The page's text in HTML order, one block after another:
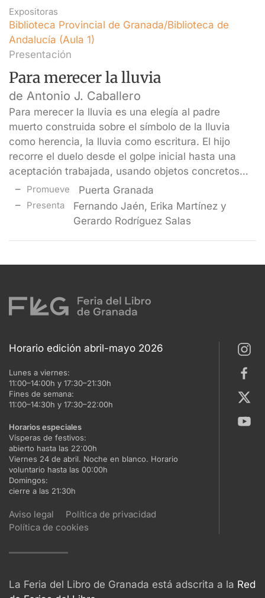
Expositoras
Biblioteca Provincial de Granada/Biblioteca de
Andalucía (Aula 1)
Presentación
Para merecer la lluvia
de Antonio J. Caballero
Para merecer la lluvia es una elegía al padre
muerto construida sobre el símbolo de la lluvia
como herencia, la lluvia como escritura. El hijo
recorre el duelo desde el golpe inicial hasta una
aceptación trabajada, usando objetos concretos…
Promueve Puerta Granada
Presenta
Fernando Jaén, Erika Martínez y
Gerardo Rodríguez Salas
Horario edición abril-mayo 2026
Lunes a viernes:
11:00–14:00h y 17:30–21:30h
Fines de semana:
11:00–14:30h y 17:30–22:00h
Horarios especiales
Vísperas de festivos:
abierto hasta las 22:00h
Viernes 24 de abril. Noche en blanco. Horario
voluntario hasta las 00:00h
Domingos:
cierre a las 21:30h
Aviso legal
Política de privacidad
Política de cookies
La Feria del Libro de Granada está adscrita a la Red